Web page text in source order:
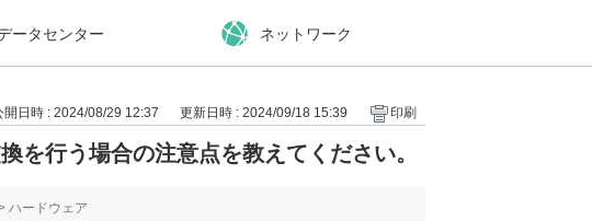
ータセンター ネットワーク
開日時 : 2024/08/29 12:37 更新日時 : 2024/09/18 15:39 印刷
を行う場合の注意点を教えてください。
ハードウェア